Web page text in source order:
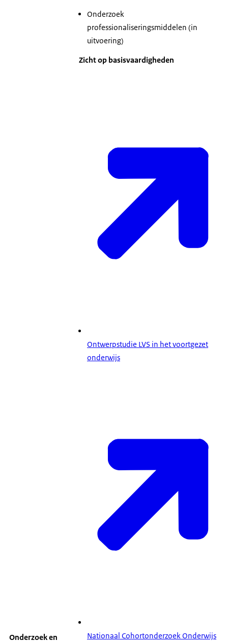
Onderzoek en
Onderzoek
professionaliseringsmiddelen (in
uitvoering)
Zicht op basisvaardigheden
Ontwerpstudie LVS in het voortgezet
onderwijs
Nationaal Cohortonderzoek Onderwijs